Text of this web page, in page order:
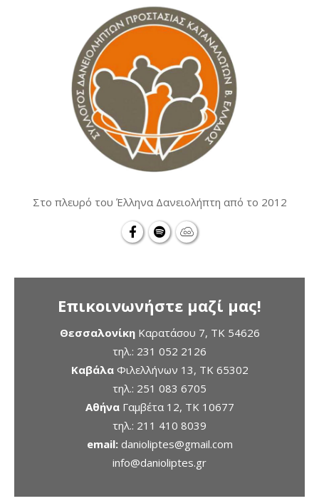
Στο πλευρό του Έλληνα Δανειολήπτη από το 2012
Επικοινωνήστε μαζί μας!
ΘεσσαλονίκηΚαρατάσου 7, TK 54626
τηλ.: 231 052 2126
ΚαβάλαΦιλελλήνων 13, ΤΚ 65302
τηλ.: 251 083 6705
ΑθήναΓαμβέτα 12, ΤΚ 10677
τηλ.: 211 410 8039
email: danioliptes@gmail.com
info@danioliptes.gr